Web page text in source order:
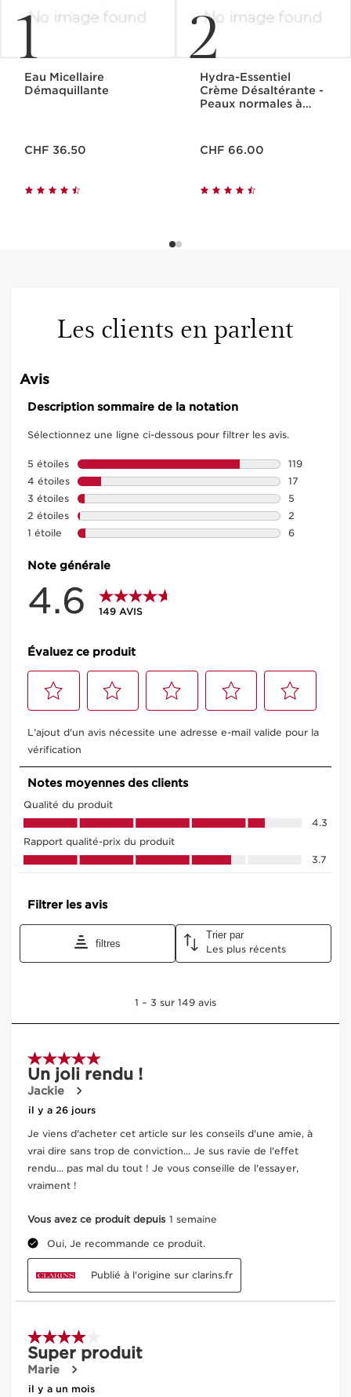
1
Eau Micellaire
Démaquillante
CHF 36.50
2
Hydra-Essentiel
Crème Désaltérante -
Peaux normales à
CHF 66.00
Les clients en parlent